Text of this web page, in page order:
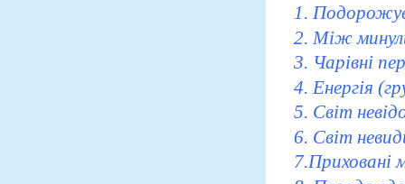
1.
2. Між
3. Чарівні
4. Енергія
5. Світ
6. Світ
7.Приховані